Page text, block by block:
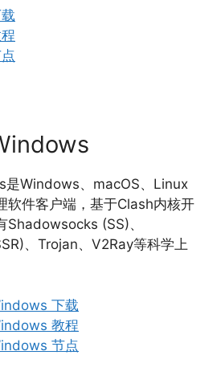
Windows、macOS、Linux
软件客户端，基于Clash内核开
Shadowsocks (SS)、
、Trojan、V2Ray等科学上
下载
教程
节点